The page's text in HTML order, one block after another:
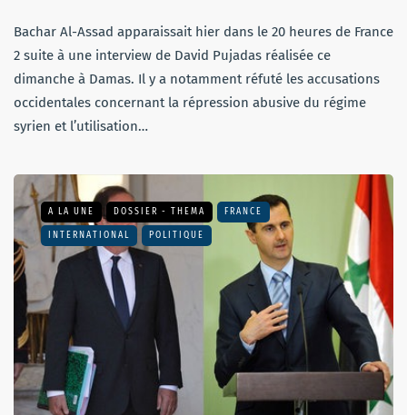
Bachar Al-Assad apparaissait hier dans le 20 heures de France
2 suite à une interview de David Pujadas réalisée ce
dimanche à Damas. Il y a notamment réfuté les accusations
occidentales concernant la répression abusive du régime
syrien et l’utilisation…
A LA UNE DOSSIER - THEMA FRANCE
INTERNATIONAL POLITIQUE